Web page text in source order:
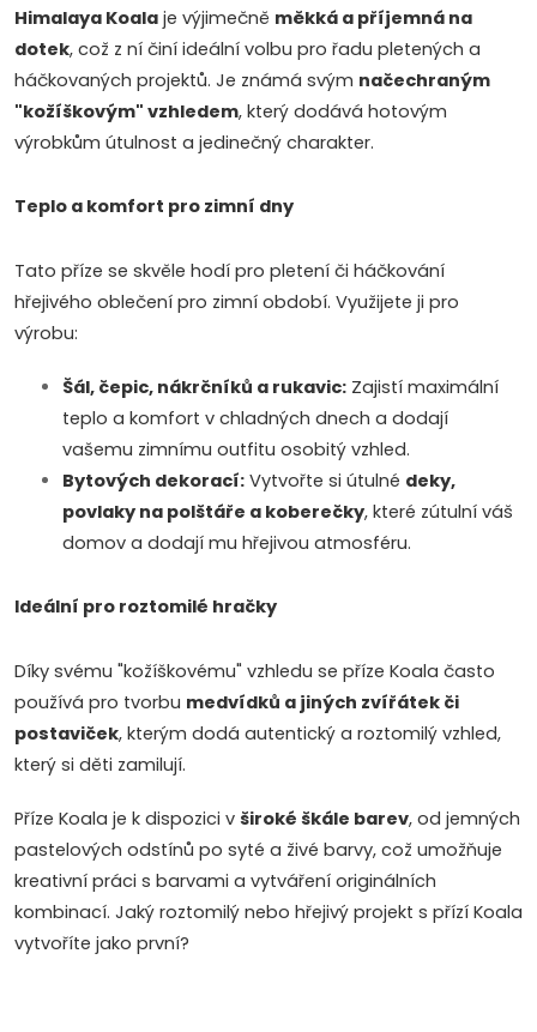
c
í
p
r
v
k
y
v
u
o
v
á
n
Himalaya Koala je výjimečně měkká a příjemná na
dotek, což z ní činí ideální volbu pro řadu pletených a
háčkovaných projektů. Je známá svým načechraným
"kožíškovým" vzhledem, který dodává hotovým
výrobkům útulnost a jedinečný charakter.
Teplo a komfort pro zimní dny
Tato příze se skvěle hodí pro pletení či háčkování
hřejivého oblečení pro zimní období. Využijete ji pro
výrobu:
Šál, čepic, nákrčníků a rukavic: Zajistí maximální
teplo a komfort v chladných dnech a dodají
vašemu zimnímu outfitu osobitý vzhled.
Bytových dekorací: Vytvořte si útulné deky,
povlaky na polštáře a koberečky, které zútulní váš
domov a dodají mu hřejivou atmosféru.
Ideální pro roztomilé hračky
Díky svému "kožíškovému" vzhledu se příze Koala často
používá pro tvorbu medvídků a jiných zvířátek či
postaviček, kterým dodá autentický a roztomilý vzhled,
který si děti zamilují.
Příze Koala je k dispozici v široké škále barev, od jemných
pastelových odstínů po syté a živé barvy, což umožňuje
kreativní práci s barvami a vytváření originálních
kombinací. Jaký roztomilý nebo hřejivý projekt s přízí Koala
vytvoříte jako první?